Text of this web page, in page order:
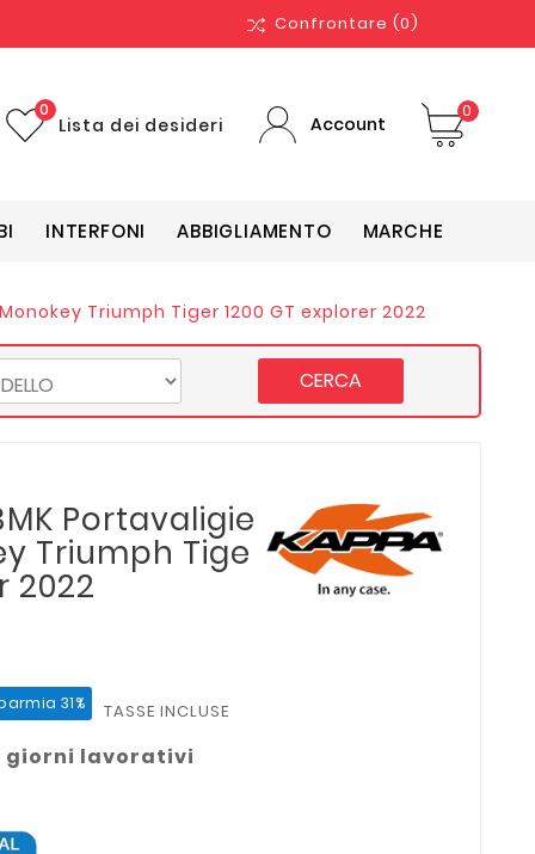
Confrontare (0)
Lista dei desideri
0
Account
0
INTERFONI ABBIGLIAMENTO MARCHE
Triumph Tiger 1200 GT explorer 2022
CERCA
Portavaligie
Triumph Tiger
2022
31% TASSE INCLUSE
giorni lavorativi